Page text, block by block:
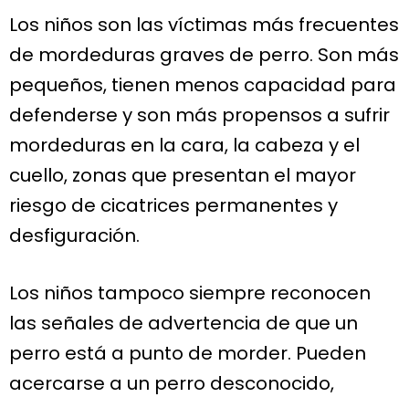
Los niños son las víctimas más frecuentes
de mordeduras graves de perro. Son más
pequeños, tienen menos capacidad para
defenderse y son más propensos a sufrir
mordeduras en la cara, la cabeza y el
cuello, zonas que presentan el mayor
riesgo de cicatrices permanentes y
desfiguración.
Los niños tampoco siempre reconocen
las señales de advertencia de que un
perro está a punto de morder. Pueden
acercarse a un perro desconocido,